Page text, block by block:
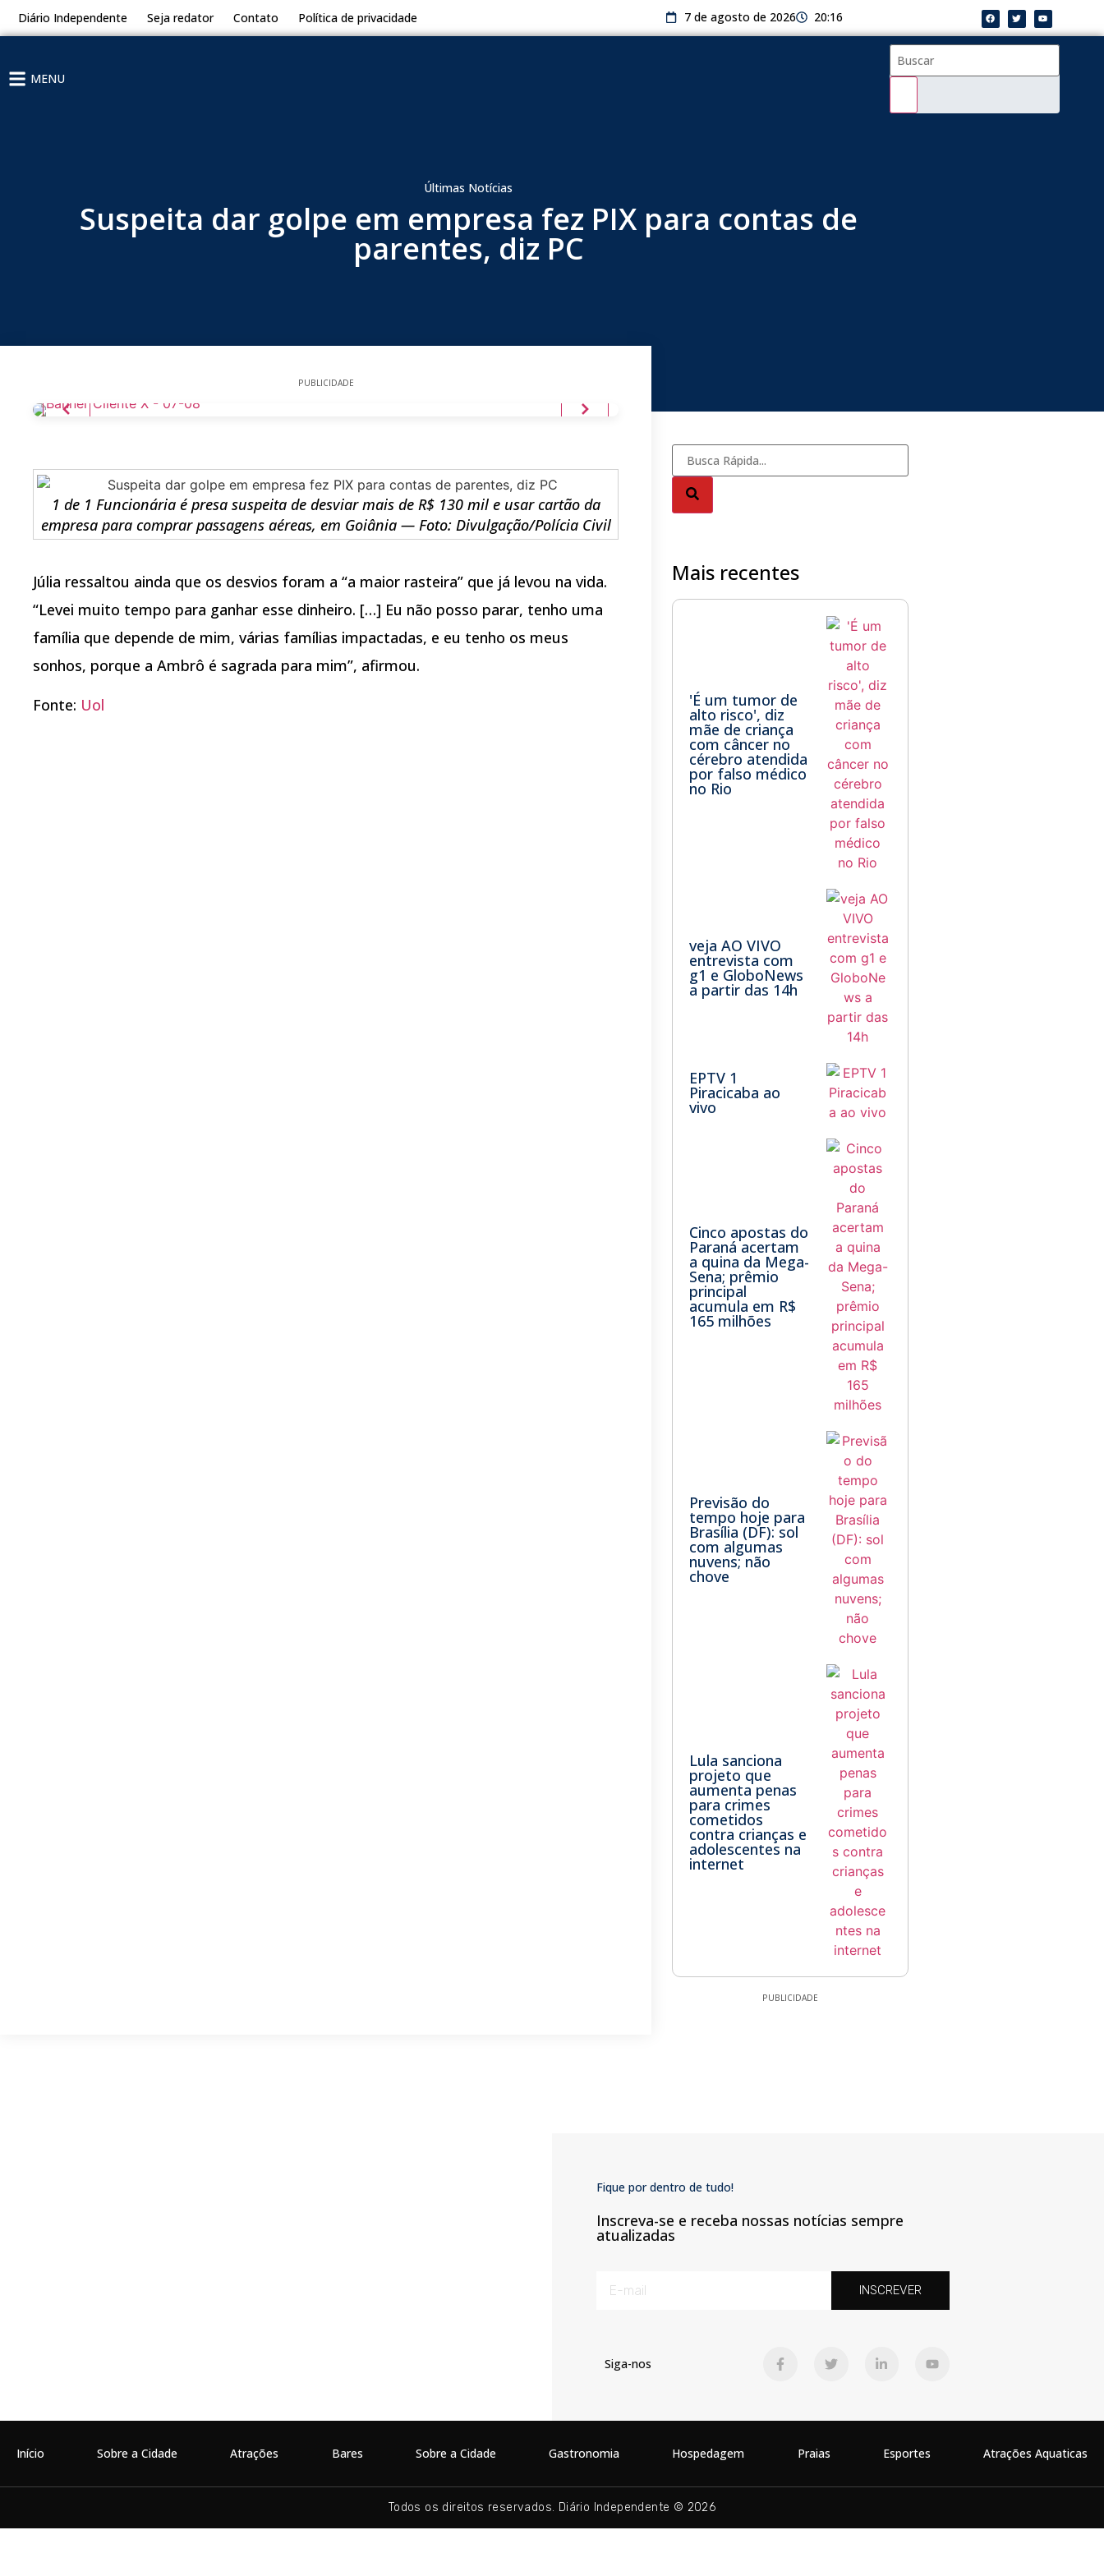
Diário Independente Seja redator Contato Política de privacidade 7 de agosto de 2026 20:16
MENU
Últimas Notícias
Suspeita dar golpe em empresa fez PIX para contas de
parentes, diz PC
PUBLICIDADE
1 de 1 Funcionária é presa suspeita de desviar mais de R$ 130 mil e usar cartão da
empresa para comprar passagens aéreas, em Goiânia — Foto: Divulgação/Polícia Civil
Júlia ressaltou ainda que os desvios foram a “a maior rasteira” que já levou na vida.
“Levei muito tempo para ganhar esse dinheiro. […] Eu não posso parar, tenho uma
família que depende de mim, várias famílias impactadas, e eu tenho os meus
sonhos, porque a Ambrô é sagrada para mim”, afirmou.
Fonte: Uol
Mais recentes
'É um tumor de
alto risco', diz
mãe de criança
com câncer no
cérebro atendida
por falso médico
no Rio
veja AO VIVO
entrevista com
g1 e GloboNews
a partir das 14h
EPTV 1
Piracicaba ao
vivo
Cinco apostas do
Paraná acertam
a quina da Mega-
Sena; prêmio
principal
acumula em R$
165 milhões
Previsão do
tempo hoje para
Brasília (DF): sol
com algumas
nuvens; não
chove
Lula sanciona
projeto que
aumenta penas
para crimes
cometidos
contra crianças e
adolescentes na
internet
PUBLICIDADE
Fique por dentro de tudo!
Inscreva-se e receba nossas notícias sempre
atualizadas
INSCREVER
Siga-nos
Início Sobre a Cidade Atrações Bares Sobre a Cidade Gastronomia Hospedagem Praias Esportes Atrações Aquaticas
Todos os direitos reservados. Diário Independente © 2026